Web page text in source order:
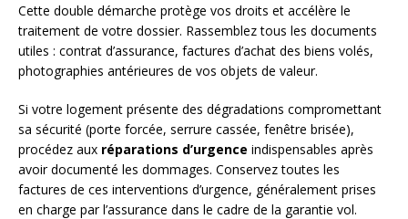
Cette double démarche protège vos droits et accélère le
traitement de votre dossier. Rassemblez tous les documents
utiles : contrat d’assurance, factures d’achat des biens volés,
photographies antérieures de vos objets de valeur.
Si votre logement présente des dégradations compromettant
sa sécurité (porte forcée, serrure cassée, fenêtre brisée),
procédez aux réparations d’urgence indispensables après
avoir documenté les dommages. Conservez toutes les
factures de ces interventions d’urgence, généralement prises
en charge par l’assurance dans le cadre de la garantie vol.